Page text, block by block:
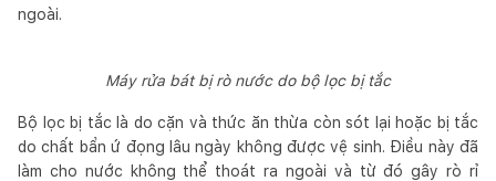
ngoài.
Máy rửa bát bị rò nước do bộ lọc bị tắc
Bộ lọc bị tắc là do cặn và thức ăn thừa còn sót lại hoặc bị tắc
do chất bẩn ứ đọng lâu ngày không được vệ sinh. Điều này đã
làm cho nước không thể thoát ra ngoài và từ đó gây rò rỉ